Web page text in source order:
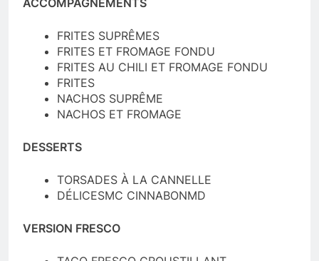
FRITES SUPRÊMES
FRITES ET FROMAGE FONDU
FRITES AU CHILI ET FROMAGE FONDU
FRITES
NACHOS SUPRÊME
NACHOS ET FROMAGE
DESSERTS
TORSADES À LA CANNELLE
DÉLICESMC CINNABONMD
VERSION FRESCO